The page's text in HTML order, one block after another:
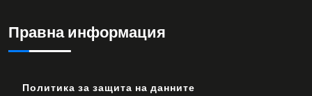
Правна информация
Политика за защита на данните